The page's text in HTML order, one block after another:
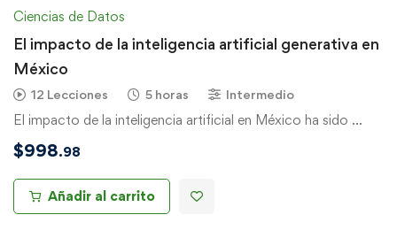
Ciencias de Datos
El impacto de la inteligencia artificial generativa en
México
12 Lecciones 5 horas Intermedio
El impacto de la inteligencia artificial en México ha sido …
$998.98
Añadir al carrito